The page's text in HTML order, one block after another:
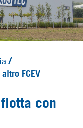
FCEV
con